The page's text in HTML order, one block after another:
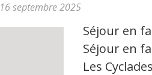
16 septembre 2025
Séjour en
Séjour en
Les